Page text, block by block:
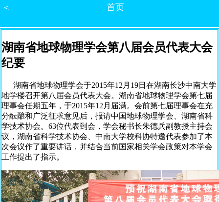
＜ 首页
湖南省地球物理学会第八届会员代表大会
纪要
湖南省地球物理学会于2015年12月19日在湖南长沙中南大学
地学楼召开第八届会员代表大会。湖南省地球物理学会第七届
理事会任期五年，于2015年12月届满。会前第七届理事会在充
分酝酿和广泛征求意见后，报请中国地球物理学会、湖南省科
学技术协会。63位代表到会，学会秘书长朱德兵副教授主持会
议，湖南省科学技术协会、中南大学校科协特邀代表参加了本
次会议作了重要讲话，并结合当前国家相关学会政策对本学会
工作提出了指示。